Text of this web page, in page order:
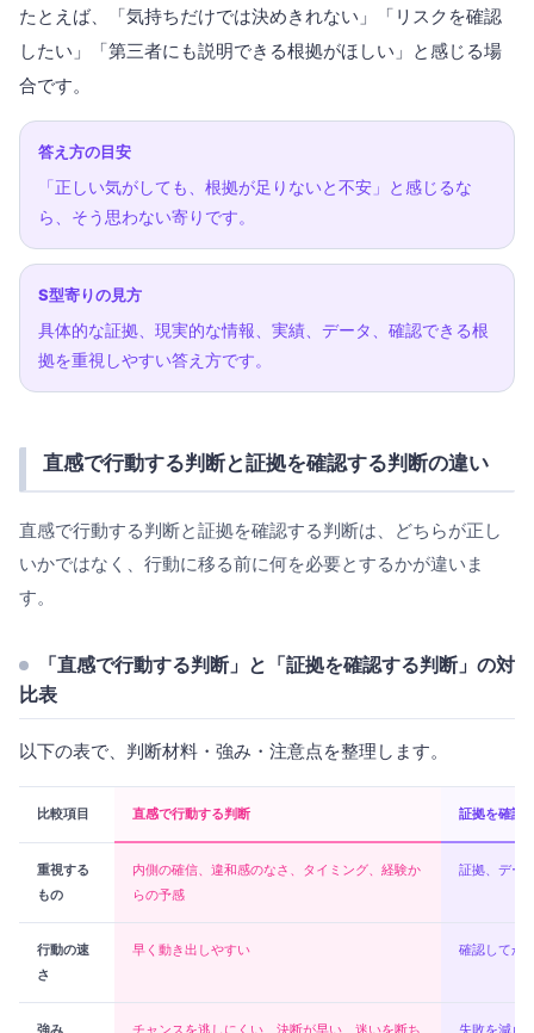
たとえば、「気持ちだけでは決めきれない」「リスクを確認
したい」「第三者にも説明できる根拠がほしい」と感じる場
合です。
答え方の目安
「正しい気がしても、根拠が足りないと不安」と感じるな
ら、そう思わない寄りです。
S型寄りの見方
具体的な証拠、現実的な情報、実績、データ、確認できる根
拠を重視しやすい答え方です。
直感で行動する判断と証拠を確認する判断の違い
直感で行動する判断と証拠を確認する判断は、どちらが正し
いかではなく、行動に移る前に何を必要とするかが違いま
す。
「直感で行動する判断」と「証拠を確認する判断」の対
比表
以下の表で、判断材料・強み・注意点を整理します。
比較項目 直感で行動する判断 証拠を確認
重視する
もの
内側の確信、違和感のなさ、タイミング、経験か
らの予感
証拠、デー
行動の速
さ
早く動き出しやすい 確認してか